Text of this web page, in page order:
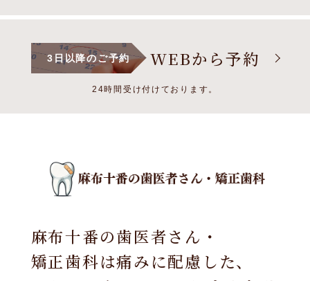
3日以降のご予約 WEBから予約
24時間受け付けております。
麻布十番の歯医者さん・
矯正歯科は痛みに配慮した、